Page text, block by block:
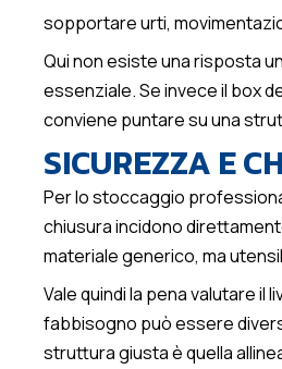
sopportare urti,
Qui non esiste una risposta
essenziale. Se invece il box
conviene puntare su una
SICUREZZA E
Per lo stoccaggio
chiusura incidono
materiale generico, ma
Vale quindi la pena valutare il
fabbisogno può essere
struttura giusta è quella